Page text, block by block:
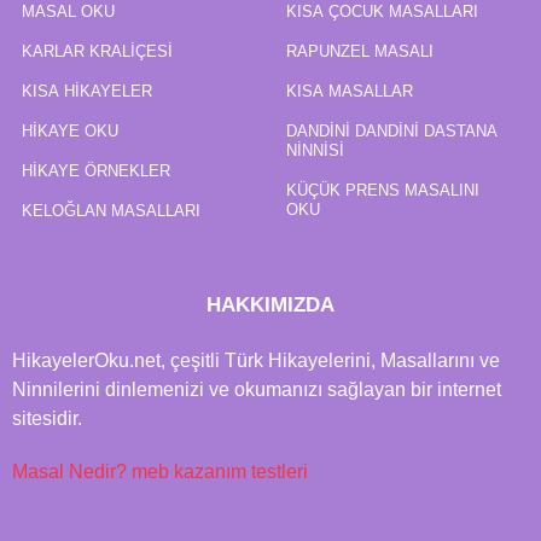
g
o
MASAL OKU
KARLAR KRALIÇESI
KISA HIKAYELER
HIKAYE OKU
HIKAYE ÖRNEKLER
KELOĞLAN MASALLARI
KISA ÇOCUK MASALLARI
RAPUNZEL MASALI
KISA MASALLAR
DANDINI DANDINI DASTANA
NINNISI
KÜÇÜK PRENS MASALINI
OKU
HAKKIMIZDA
HikayelerOku.net, çeşitli Türk Hikayelerini, Masallarını ve
Ninnilerini dinlemenizi ve okumanızı sağlayan bir internet
sitesidir.
Masal Nedir? meb kazanım testleri